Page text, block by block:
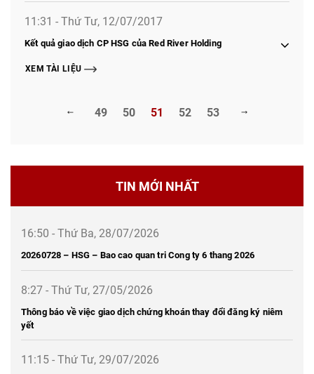
11:31 - Thứ Tư, 12/07/2017
Kết quả giao dịch CP HSG của Red River Holding
XEM TÀI LIỆU
49 50 51 52 53
TIN MỚI NHẤT
16:50 - Thứ Ba, 28/07/2026
20260728 – HSG – Bao cao quan tri Cong ty 6 thang 2026
8:27 - Thứ Tư, 27/05/2026
Thông báo về việc giao dịch chứng khoán thay đổi đăng ký niêm
yết
11:15 - Thứ Tư, 29/07/2026